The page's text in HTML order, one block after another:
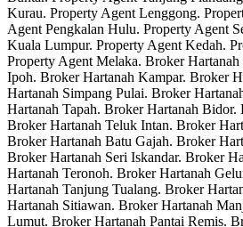
Kurau. Property Agent Lenggong.
Agent Pengkalan Hulu. Property Agent
Kuala Lumpur. Property Agent Kedah.
Property Agent Melaka. Broker
Ipoh. Broker Hartanah Kampar. Broker
Hartanah Simpang Pulai. Broker
Hartanah Tapah. Broker Hartanah
Broker Hartanah Teluk Intan. Broker
Broker Hartanah Batu Gajah. Broker
Broker Hartanah Seri Iskandar. Broker
Hartanah Teronoh. Broker Hartanah
Hartanah Tanjung Tualang. Broker
Hartanah Sitiawan. Broker Hartanah
Lumut. Broker Hartanah Pantai Remis.